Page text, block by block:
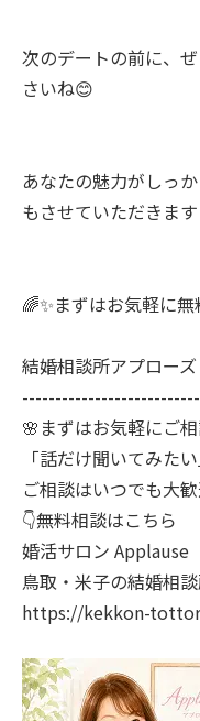
次のデートの前に、
さいね😊
あなたの魅力がしっ
もさせていただきま
🌈✨まずはお気軽に
結婚相談所アプローズ
🌸まずはお気軽にご
「話だけ聞いてみた
ご相談はいつでも大
👇無料相談はこちら
婚活サロン Applause
鳥取・米子の結婚相
https://kekkon-